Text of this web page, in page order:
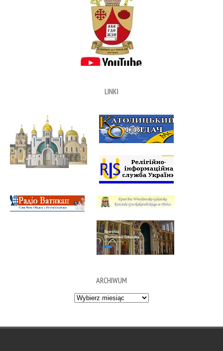
LINKI
ARCHIWUM
Archiwum